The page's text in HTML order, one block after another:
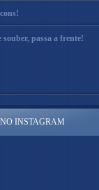
souber, passa a frente!
INSTAGRAM